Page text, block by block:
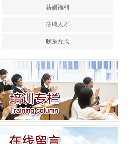
薪酬福利
招聘人才
联系方式